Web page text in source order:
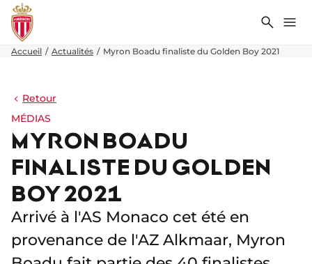
Accueil Actualités Myron Boadu finaliste du Golden Boy 2021
Retour
MÉDIAS
MYRON BOADU
FINALISTE DU GOLDEN
BOY 2021
Arrivé à l'AS Monaco cet été en
provenance de l'AZ Alkmaar, Myron